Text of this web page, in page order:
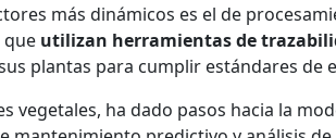
más dinámicos es el de
que utilizan herramientas de
plantas para cumplir estándares de
vegetales, ha dado pasos hacia la